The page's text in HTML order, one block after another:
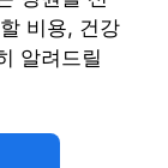
비용, 건강
알려드릴